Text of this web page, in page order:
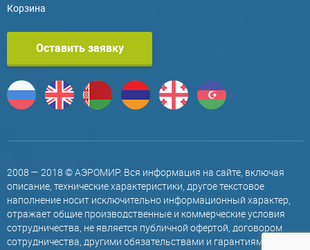
Корзина
Оставить заявку
2008 — 2018 © АЭРОМИР. Вся информация на сайте, включая
описание, технические характеристики, другое текстовое
наполнение носит исключительно информационный характер,
отражает общие производственные и коммерческие условия
сотрудничества, не является публичной офертой, договором
сотрудничества, другими обязательствами и гарантиями,